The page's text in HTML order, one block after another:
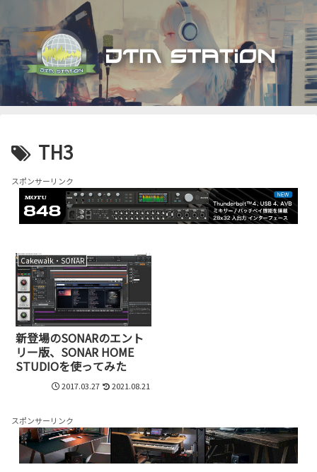
TH3
スポンサーリンク
Cakewalk・SONAR
新登場のSONARのエント
リー版、SONAR HOME
STUDIOを使ってみた
2017.03.27 2021.08.21
スポンサーリンク